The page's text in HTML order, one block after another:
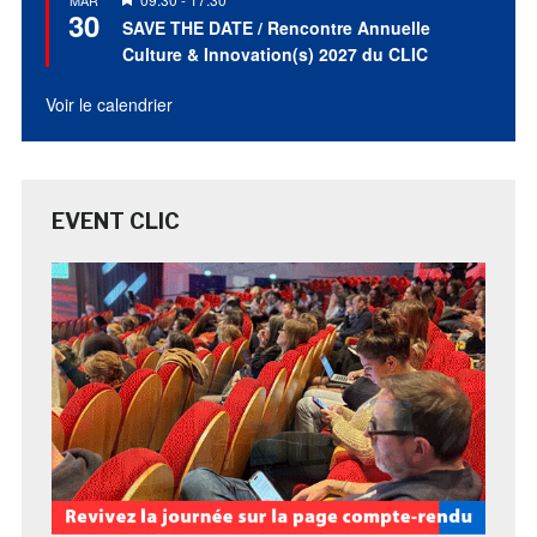
30
en
avant
SAVE THE DATE / Rencontre Annuelle
Culture & Innovation(s) 2027 du CLIC
Voir le calendrier
EVENT CLIC